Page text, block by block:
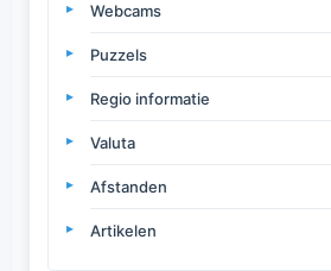
Webcams
Puzzels
Regio informatie
Valuta
Afstanden
Artikelen